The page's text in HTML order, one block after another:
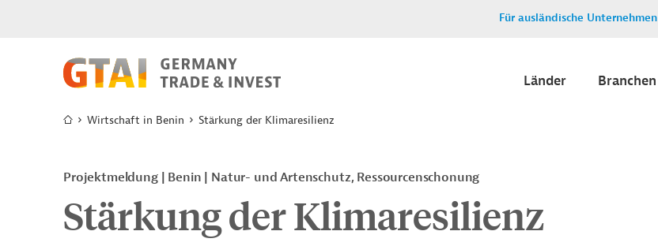
Für ausländische Unternehmen
Länder Branchen
Wirtschaft in Benin Stärkung der Klimaresilienz
Projektmeldung Benin Natur- und Artenschutz, Ressourcenschonung
Stärkung der Klimaresilienz